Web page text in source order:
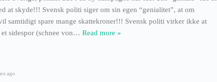
at skyde!!! Svensk politi siger om sin egen “genialitet”, at om
samtidigt spare mange skattekroner!!! Svensk politi virker ikke at
sidespor (schnee von… Read more »
ago